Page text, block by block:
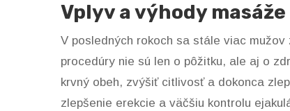
Vplyv a výhody
V posledných rokoch sa stále viac
procedúry nie sú len o pôžitku, ale aj o
krvný obeh, zvýšiť citlivosť a dokonca
zlepšenie erekcie a väčšiu kontrolu